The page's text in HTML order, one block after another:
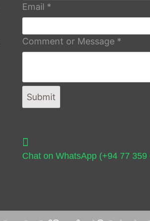
Email *
Comment or Message *
Submit
Chat on WhatsApp (+94 77 359